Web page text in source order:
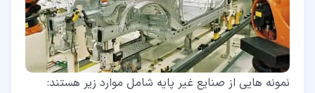
نمونه هایی از صنایع غیر پایه شامل موارد زیر هستند: